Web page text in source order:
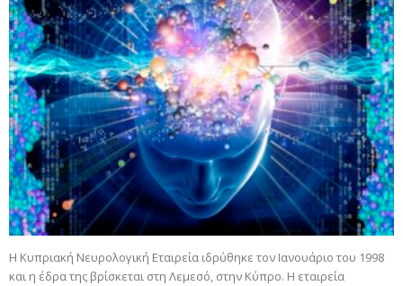
Η Κυπριακή Νευρολογική Εταιρεία ιδρύθηκε τον Ιανουάριο του 1998
και η έδρα της βρίσκεται στη Λεμεσό, στην Κύπρο. Η εταιρεία